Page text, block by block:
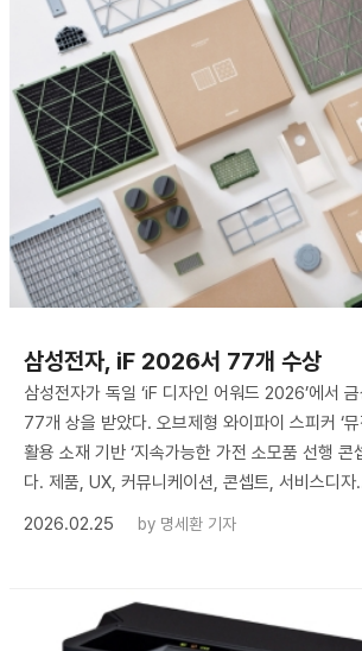
삼성전자, iF 2026서 77개 수상
삼성전자가 독일 ‘iF 디자인 어워드 2026’에서
77개 상을 받았다. 오브제형 와이파이 스피커 ‘
활용 소재 기반 ‘지속가능한 가전 소모품 선행 콘
다. 제품, UX, 커뮤니케이션, 콘셉트, 서비스디자
2026.02.25
by 명세환 기자